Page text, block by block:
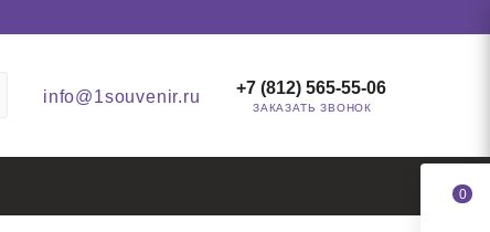
info@1souvenir.ru +7 (812) 565-55-06
ЗАКАЗАТЬ ЗВОНОК
0